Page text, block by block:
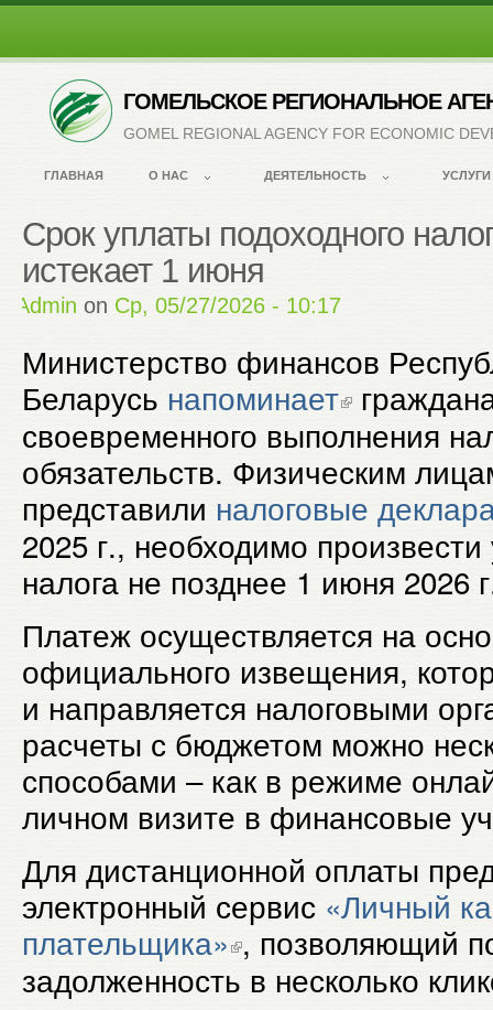
ГОМЕЛЬСКОЕ РЕГИОНАЛЬНОЕ
GOMEL REGIONAL AGENCY FOR ECONOMIC
ГЛАВНАЯ О НАС ДЕЯТЕЛЬНОСТЬ УСЛУГИ
Срок уплаты подоходного
истекает 1 июня
Admin on Ср, 05/27/2026 - 10:17
Министерство финансов
Беларусь напоминает
своевременного выполнения
обязательств. Физическим
представили налоговые
2025 г., необходимо произвести
налога не позднее 1 июня 2026
Платеж осуществляется на
официального извещения,
и направляется налоговыми
расчеты с бюджетом можно
способами – как в режиме
личном визите в финансовые
Для дистанционной оплаты
электронный сервис «Личный
плательщика» , позволяющий
задолженность в несколько